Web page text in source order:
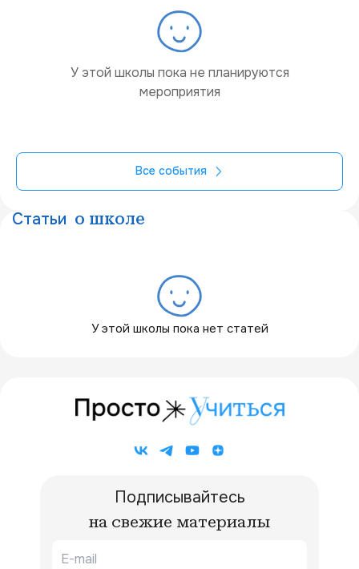
У этой школы пока не планируются
мероприятия
Все события
Статьи о школе
У этой школы пока нет статей
Подписывайтесь
на свежие материалы